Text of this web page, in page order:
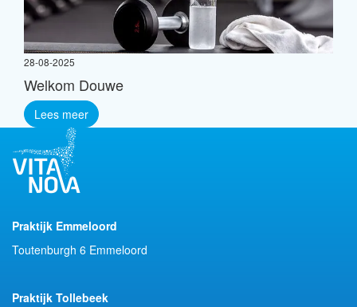
28-08-2025
Welkom Douwe
Lees meer
Praktijk Emmeloord
Toutenburgh 6 Emmeloord
Praktijk Tollebeek